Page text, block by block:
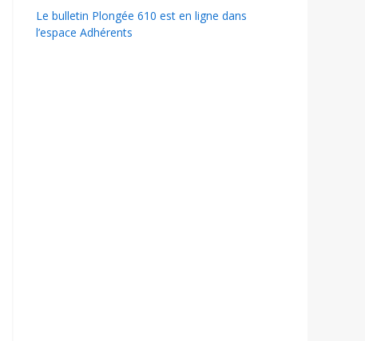
Le bulletin Plongée 610 est en ligne dans
l’espace Adhérents